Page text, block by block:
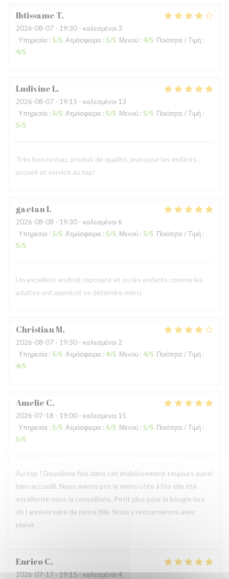
Ibtissame T
2026-08-07 - 19:30 - καλεσμένοι 3
Υπηρεσία : 5/5 Ατμόσφαιρα : 5/5 Μενού : 4/5 Ποιότητα / Τιμή :
4/5
LudivineL
2026-08-07 - 19:15 - καλεσμένοι 13
Υπηρεσία : 5/5 Ατμόσφαιρα : 5/5 Μενού : 5/5 Ποιότητα / Τιμή :
5/5
Très bon restau, produit de qualité, jeux pour les enfants ,
accueil et service au top!
gaetanI
2026-08-08 - 19:30 - καλεσμένοι 6
Υπηρεσία : 5/5 Ατμόσφαιρα : 5/5 Μενού : 5/5 Ποιότητα / Τιμή :
5/5
Un excellent endroit reposant et ou les enfants comme les
adultes ont apprécié se détendre merci
ChristianM
2026-08-07 - 19:30 - καλεσμένοι 2
Υπηρεσία : 5/5 Ατμόσφαιρα : 4/5 Μενού : 4/5 Ποιότητα / Τιμή :
4/5
Amelie C
2026-07-18 - 19:00 - καλεσμένοι 15
Υπηρεσία : 5/5 Ατμόσφαιρα : 5/5 Μενού : 5/5 Ποιότητα / Τιμή :
5/5
Au top ! Deuxième fois dans cet établissement toujours aussi
bien accueilli. Nous avions pris le menu côte à l’os elle été
excellente nous la conseillons. Petit plus pour la bougie lors
de l anniversaire de notre fille. Nous y retournerons avec
plaisir.
Enrico C
2026-07-17- 19:15 - καλεσμένοι 4